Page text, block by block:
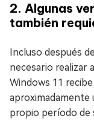
2. Algunas
también
Incluso después
necesario realizar
Windows 11
aproximadamente
propio período de